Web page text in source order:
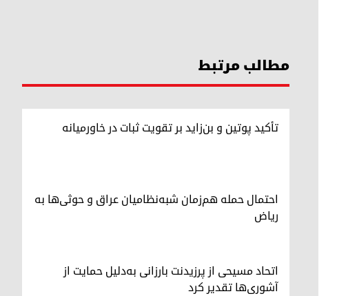
مطالب مرتبط
تأکید پوتین و بن‌زاید بر تقویت ثبات در خاورمیانه
احتمال حمله هم‌زمان شبه‌نظامیان عراق و حوثی‌ها به
ریاض
اتحاد مسیحی از پرزیدنت بارزانی به‌دلیل حمایت از
آشوری‌ها تقدیر کرد